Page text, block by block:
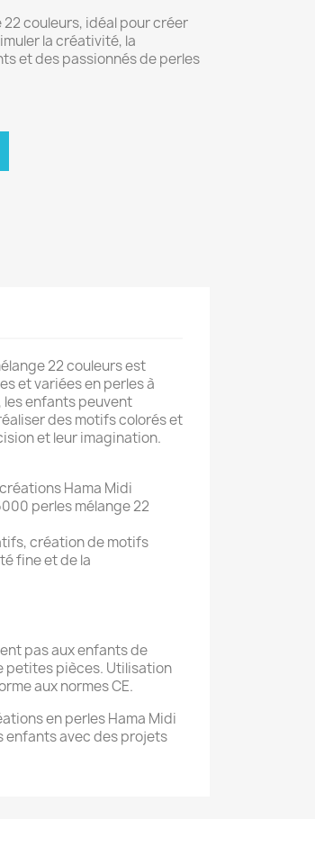
couleurs, idéal pour créer
la créativité, la
et des passionnés de perles
22 couleurs est
et variées en perles à
enfants peuvent
des motifs colorés et
et leur imagination.
Hama Midi
perles mélange 22
création de motifs
fine et de la
pas aux enfants de
petites pièces. Utilisation
aux normes CE.
en perles Hama Midi
enfants avec des projets